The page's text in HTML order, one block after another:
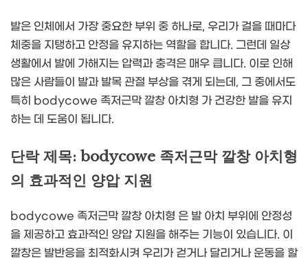
발은 인체에서 가장 중요한 부위 중 하나로, 우리가 걸을 때마다
체중을 지탱하고 안정을 유지하는 역할을 합니다. 그런데 일상
생활에서 발에 가해지는 압력과 충격은 매우 큽니다. 이로 인해
많은 사람들이 발과 발목 관절 부상을 겪게 되는데, 그 중에서도
특히 bodycowe 족저근막 깔창 아치형 가 건강한 발을 유지
하는 데 도움이 됩니다.
단락 제목: bodycowe 족저근막 깔창 아치형
의 효과적인 양압 지원
bodycowe 족저근막 깔창 아치형 은 발 아치 부위에 안정성
을 제공하고 효과적인 양압 지원을 해주는 기능이 있습니다. 이
깔창은 발반응을 최적화시켜 우리가 걷거나 달리거나 운동을 할